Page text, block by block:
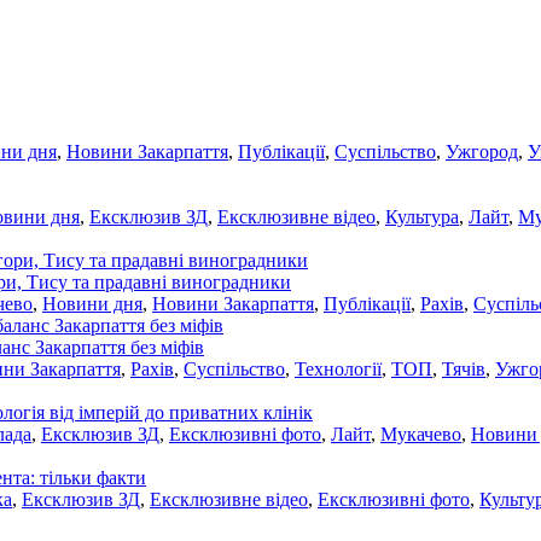
дня, Новини Закарпаття, Публікації, Суспільство, Ужгород,
дня, Ексклюзив ЗД, Ексклюзивне відео, Культура, Лайт,
Тису та прадавні виноградники
, Новини дня, Новини Закарпаття, Публікації, Рахів,
Закарпаття без міфів
Закарпаття, Рахів, Суспільство, Технології, ТОП, Тячів,
від імперій до приватних клінік
, Ексклюзив ЗД, Ексклюзивні фото, Лайт, Мукачево, Новини
тільки факти
, Ексклюзив ЗД, Ексклюзивне відео, Ексклюзивні фото,